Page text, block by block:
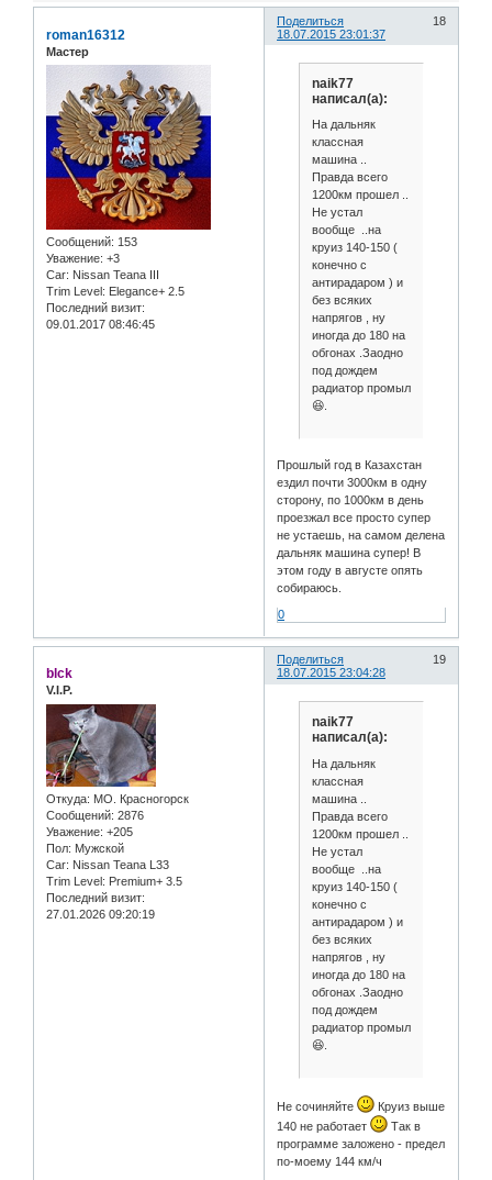
Поделиться
18
18.07.2015 23:01:37
roman16312
Мастер
Сообщений: 153
Уважение: +3
Car: Nissan Teana III
Trim Level: Elegance+ 2.5
Последний визит:
09.01.2017 08:46:45
naik77
написал(а):
На дальняк
классная
машина ..
Правда всего
1200км прошел ..
Не устал
вообще ..на
круиз 140-150 (
конечно с
антирадаром ) и
без всяких
напрягов , ну
иногда до 180 на
обгонах .Заодно
под дождем
радиатор промыл
😆.
Прошлый год в Казахстан
ездил почти 3000км в одну
сторону, по 1000км в день
проезжал все просто супер
не устаешь, на самом делена
дальняк машина супер! В
этом году в августе опять
собираюсь.
0
Поделиться
19
18.07.2015 23:04:28
blck
V.I.P.
Откуда: МО. Красногорск
Сообщений: 2876
Уважение: +205
Пол: Мужской
Car: Nissan Teana L33
Trim Level: Premium+ 3.5
Последний визит:
27.01.2026 09:20:19
naik77
написал(а):
На дальняк
классная
машина ..
Правда всего
1200км прошел ..
Не устал
вообще ..на
круиз 140-150 (
конечно с
антирадаром ) и
без всяких
напрягов , ну
иногда до 180 на
обгонах .Заодно
под дождем
радиатор промыл
😆.
Не сочиняйте
Круиз выше
140 не работает
Так в
программе заложено - предел
по-моему 144 км/ч